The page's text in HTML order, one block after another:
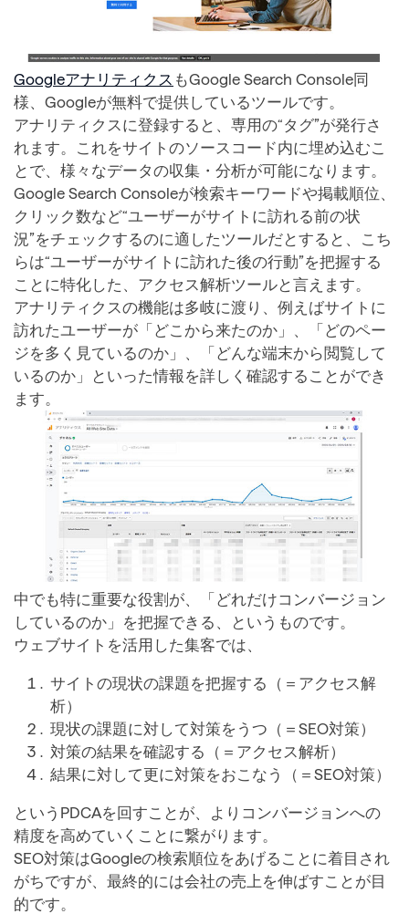
Googleアナリティクス もGoogle Search Console同
様、Googleが無料で提供しているツールです。
アナリティクスに登録すると、専用の“タグ”が発行さ
れます。これをサイトのソースコード内に埋め込むこ
とで、様々なデータの収集・分析が可能になります。
Google Search Consoleが検索キーワードや掲載順位、
クリック数など“ユーザーがサイトに訪れる前の状
況”をチェックするのに適したツールだとすると、こち
らは“ユーザーがサイトに訪れた後の行動”を把握する
ことに特化した、アクセス解析ツールと言えます。
アナリティクスの機能は多岐に渡り、例えばサイトに
訪れたユーザーが「どこから来たのか」、「どのペー
ジを多く見ているのか」、「どんな端末から閲覧して
いるのか」といった情報を詳しく確認することができ
ます。
中でも特に重要な役割が、「どれだけコンバージョン
しているのか」を把握できる、というものです。
ウェブサイトを活用した集客では、
サイトの現状の課題を把握する（＝アクセス解
析）
現状の課題に対して対策をうつ（＝SEO対策）
対策の結果を確認する（＝アクセス解析）
結果に対して更に対策をおこなう（＝SEO対策）
というPDCAを回すことが、よりコンバージョンへの
精度を高めていくことに繋がります。
SEO対策はGoogleの検索順位をあげることに着目され
がちですが、最終的には会社の売上を伸ばすことが目
的です。